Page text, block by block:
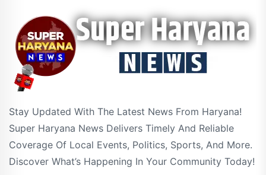
Stay Updated With The Latest News From Haryana!
Super Haryana News Delivers Timely And Reliable
Coverage Of Local Events, Politics, Sports, And More.
Discover What’s Happening In Your Community Today!